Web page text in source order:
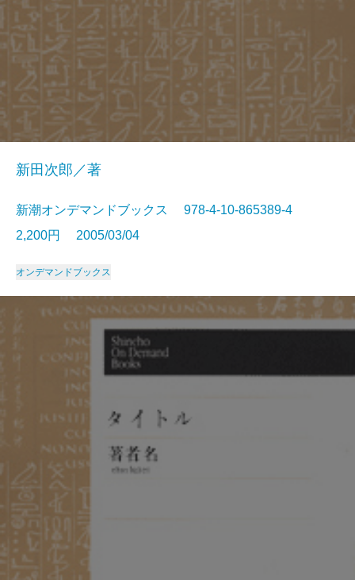
新田次郎／著
新潮オンデマンドブックス 978-4-10-865389-4
2,200円 2005/03/04
オンデマンドブックス